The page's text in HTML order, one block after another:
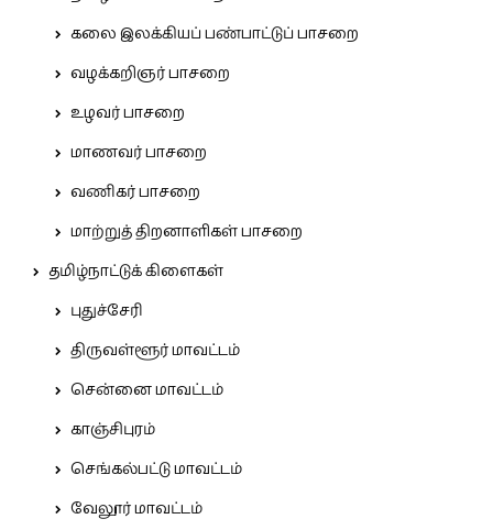
கலை இலக்கியப் பண்பாட்டுப் பாசறை
வழக்கறிஞர் பாசறை
உழவர் பாசறை
மாணவர் பாசறை
வணிகர் பாசறை
மாற்றுத் திறனாளிகள் பாசறை
தமிழ்நாட்டுக் கிளைகள்
புதுச்சேரி
திருவள்ளூர் மாவட்டம்
சென்னை மாவட்டம்
காஞ்சிபுரம்
செங்கல்பட்டு மாவட்டம்
வேலூர் மாவட்டம்